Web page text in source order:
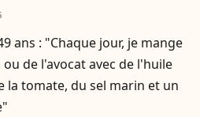
ans : "Chaque jour, je mange
de l'avocat avec de l'huile
la tomate, du sel marin et un